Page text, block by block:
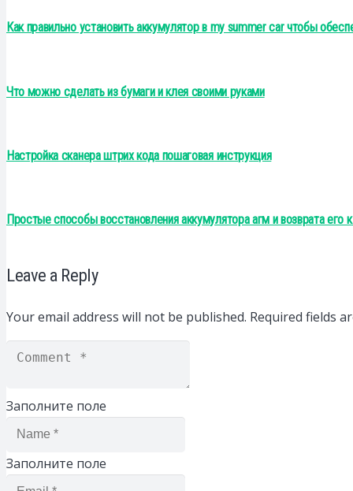
Как правильно установить аккумулятор в my summer car чтобы
Что можно сделать из бумаги и клея своими руками
Настройка сканера штрих кода пошаговая инструкция
Простые способы восстановления аккумулятора агм и возврата его
Leave a Reply
Your email address will not be published. Required fields
Заполните поле
Заполните поле